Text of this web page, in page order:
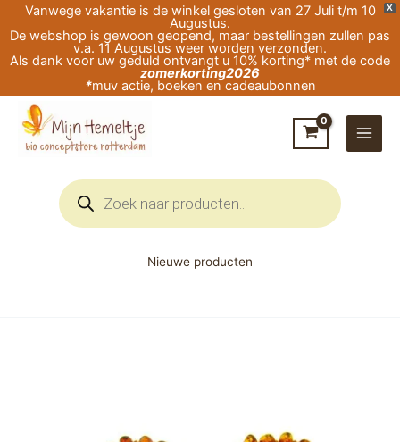
X
Vanwege vakantie is de winkel gesloten van 27 Juli t/m 10
Augustus.
De webshop is gewoon geopend, maar bestellingen zullen pas
v.a. 11 Augustus weer worden verzonden.
Als dank voor uw geduld ontvangt u 10% korting* met de code
zomerkorting2026
*muv actie, boeken en cadeaubonnen
naar
de
Producten
zoeken
Nieuwe producten